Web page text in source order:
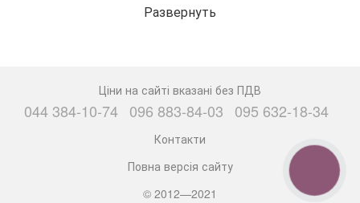
водяться щуки. У таких місцях риба видобувається на
промисловому рівні. Цим займаються великі підприємства,
Улюблений делікатес - ікра щуки, ціна якого цілком доступна
для більшості любителів морських продуктів, практично не
відрізняється за зовнішнім виглядом від червоних або
чорних ікринок. Володіючи прекрасним, олійно-бурштиновим
кольором і зернистістю, вона викликає апетит у кожного,
хто погляне на блюдо.
Шахраї досить часто продають щучью ікру під виглядом
Развернуть
Ціни на сайті вказані без ПДВ
044 384-10-74 096 883-84-03 095 632-18-34
Контакти
Повна версія сайту
© 2012—2021